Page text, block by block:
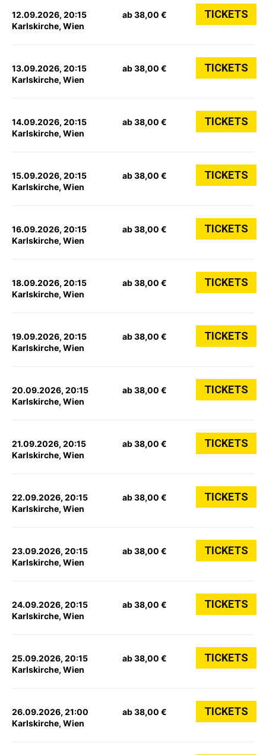
12.09.2026, 20:15
Karlskirche, Wien
ab 38,00 € TICKETS
13.09.2026, 20:15
Karlskirche, Wien
ab 38,00 € TICKETS
14.09.2026, 20:15
Karlskirche, Wien
ab 38,00 € TICKETS
15.09.2026, 20:15
Karlskirche, Wien
ab 38,00 € TICKETS
16.09.2026, 20:15
Karlskirche, Wien
ab 38,00 € TICKETS
18.09.2026, 20:15
Karlskirche, Wien
ab 38,00 € TICKETS
19.09.2026, 20:15
Karlskirche, Wien
ab 38,00 € TICKETS
20.09.2026, 20:15
Karlskirche, Wien
ab 38,00 € TICKETS
21.09.2026, 20:15
Karlskirche, Wien
ab 38,00 € TICKETS
22.09.2026, 20:15
Karlskirche, Wien
ab 38,00 € TICKETS
23.09.2026, 20:15
Karlskirche, Wien
ab 38,00 € TICKETS
24.09.2026, 20:15
Karlskirche, Wien
ab 38,00 € TICKETS
25.09.2026, 20:15
Karlskirche, Wien
ab 38,00 € TICKETS
26.09.2026, 21:00
Karlskirche, Wien
ab 38,00 € TICKETS